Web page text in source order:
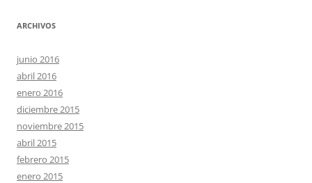
ARCHIVOS
junio 2016
abril 2016
enero 2016
diciembre 2015
noviembre 2015
abril 2015
febrero 2015
enero 2015